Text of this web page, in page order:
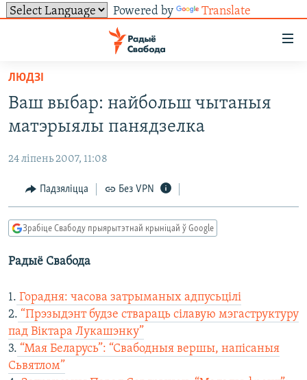
Powered by Translate
ўнівэрсальнага
доступу
Перайсьці
да
галоўнага
Перайсьці
Перайсьці
пошуку
ЛЮДЗІ
ПАЛІТЫКА
ВАЙНА
БЕЛАРУСЫ НА ВАЙНЕ
КУЛЬТУРА
КАЛЯНДАР
ТОЛЬКІ НА СВАБОДЗЕ
БЛОГІ
ГІСТОРЫЯ НА СВАБОДЗЕ
КНІГІ
АЎДЫЁКНІГІ
МОВА
НА ХВАЛЯХ СВАБОДЫ
СУВЯЗЬ
АБЫСЬЦІ БЛЯКАВАНЬНЕ
ПАДЗЯЛІЦЦА ІНФАРМАЦЫЯЙ
ПАДПІСАЦЦА
RSS
FACEBOOK
TWITTER
Усе сайты РС/РСЭ
ЛЮДЗІ
Ваш выбар: найбольш чытаныя
матэрыялы панядзелка
24 ліпень 2007, 11:08
Падзяліцца Без VPN
Зрабіце Свабоду прыярытэтнай крыніцай ў Google
Радыё Свабода
1. Горадня: часова затрыманых адпусьцілі
2. “Прэзыдэнт будзе ствараць сілавую мэгаструктуру
пад Віктара Лукашэнку”
3. “Мая Беларусь”: “Свабодныя вершы, напісаныя
Сьвятлом”